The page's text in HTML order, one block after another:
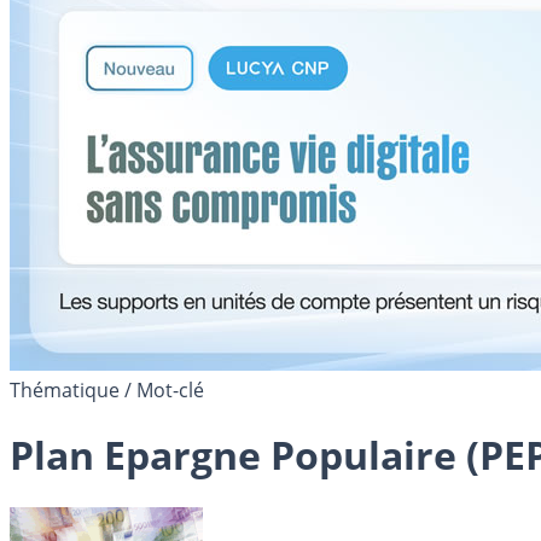
Thématique / Mot-clé
Plan Epargne Populaire